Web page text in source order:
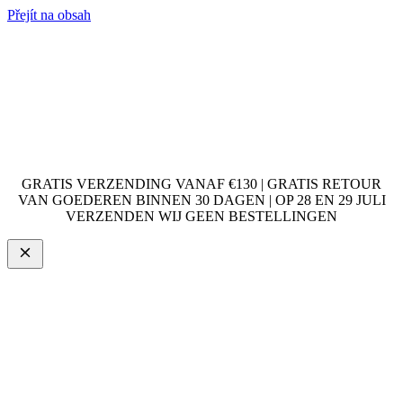
Přejít na obsah
GRATIS VERZENDING VANAF €130 | GRATIS RETOUR
VAN GOEDEREN BINNEN 30 DAGEN | OP 28 EN 29 JULI
VERZENDEN WIJ GEEN BESTELLINGEN